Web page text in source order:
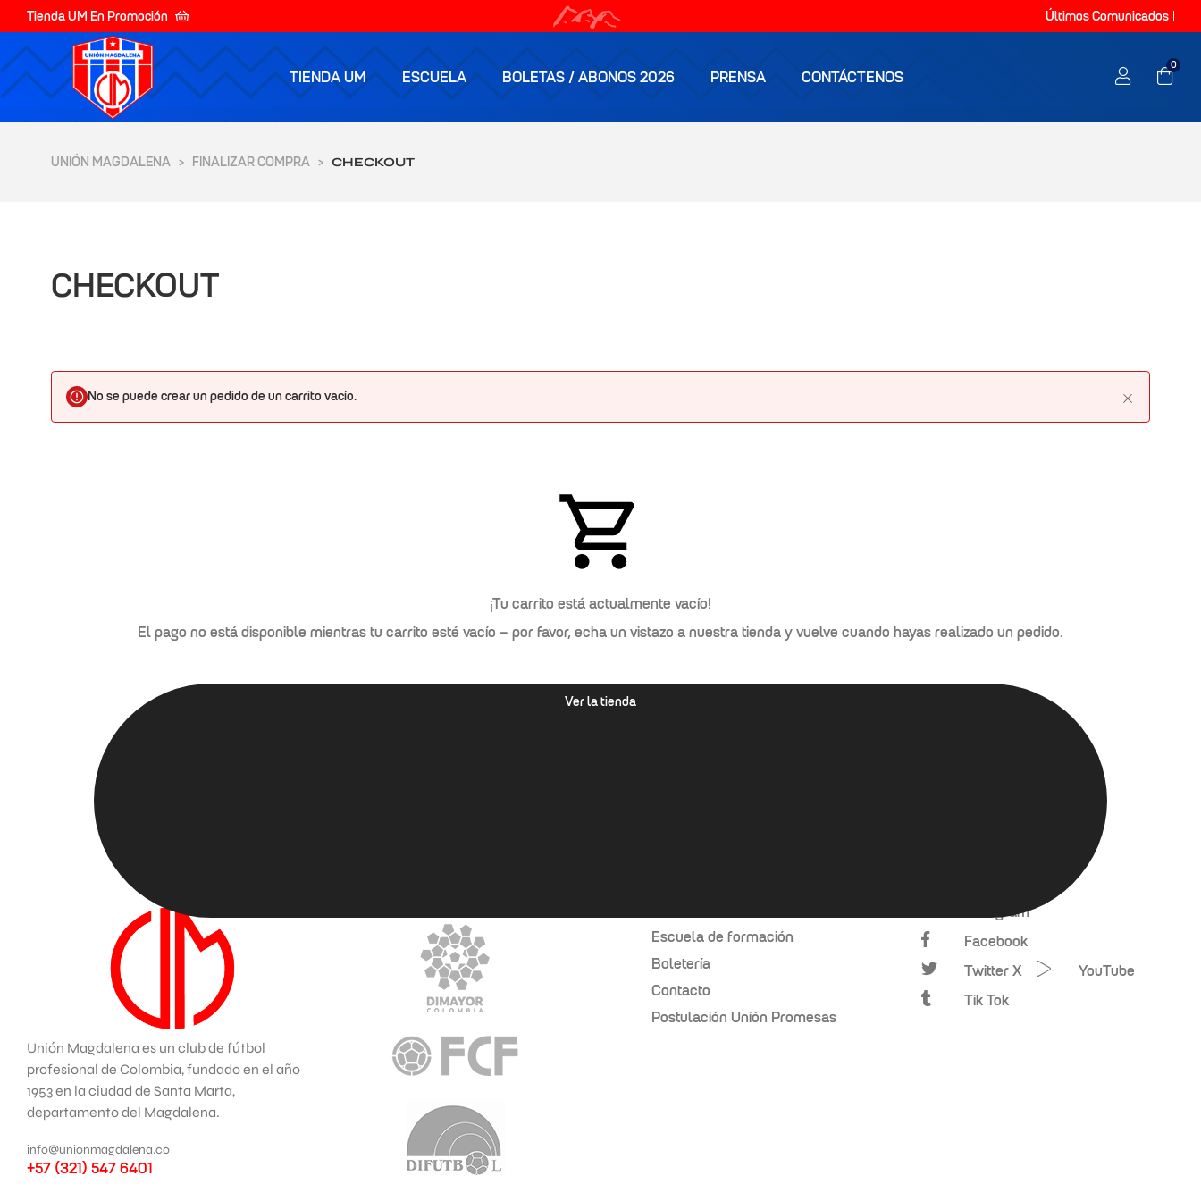
Tienda UM En Promoción Últimos Comunicados
TIENDA UM ESCUELA BOLETAS / ABONOS 2026 PRENSA CONTÁCTENOS
0
UNIÓN MAGDALENA > FINALIZAR COMPRA > CHECKOUT
CHECKOUT
No se puede crear un pedido de un carrito vacío.
¡Tu carrito está actualmente vacío!
El pago no está disponible mientras tu carrito esté vacío – por favor, echa un vistazo a nuestra tienda y vuelve cuando hayas realizado un pedido.
Ver la tienda
Unión Magdalena es un club de fútbol
profesional de Colombia, fundado en el año
1953 en la ciudad de Santa Marta,
departamento del Magdalena.
info@unionmagdalena.co
+57 (321) 547 6401
Escuela de formación
Boletería
Contacto
Postulación Unión Promesas
Instagram
Facebook
Twitter X
YouTube
Tik Tok